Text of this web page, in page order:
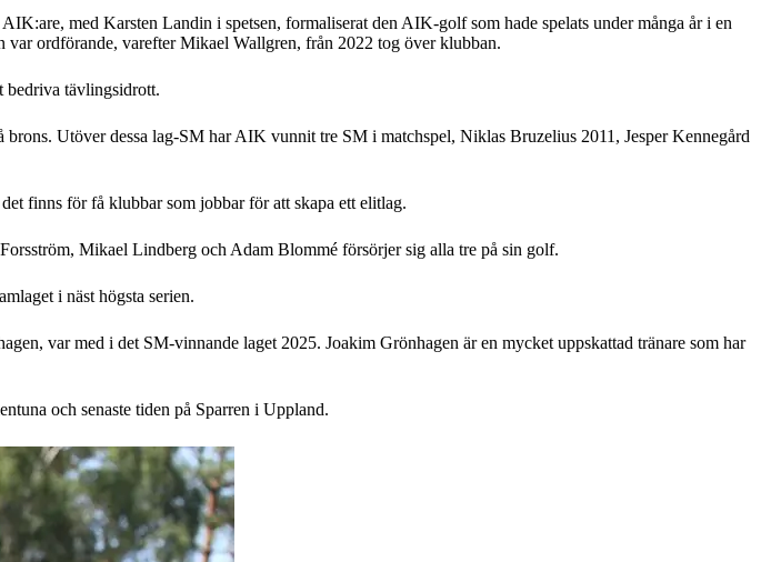
med Karsten Landin i spetsen, formaliserat den AIK-golf som hade spelats under många år i en
ordförande, varefter Mikael Wallgren, från 2022 tog över klubban.
bedriva tävlingsidrott.
Utöver dessa lag-SM har AIK vunnit tre SM i matchspel, Niklas Bruzelius 2011, Jesper Kennegård
finns för få klubbar som jobbar för att skapa ett elitlag.
Mikael Lindberg och Adam Blommé försörjer sig alla tre på sin golf.
i näst högsta serien.
var med i det SM-vinnande laget 2025. Joakim Grönhagen är en mycket uppskattad tränare som har
och senaste tiden på Sparren i Uppland.